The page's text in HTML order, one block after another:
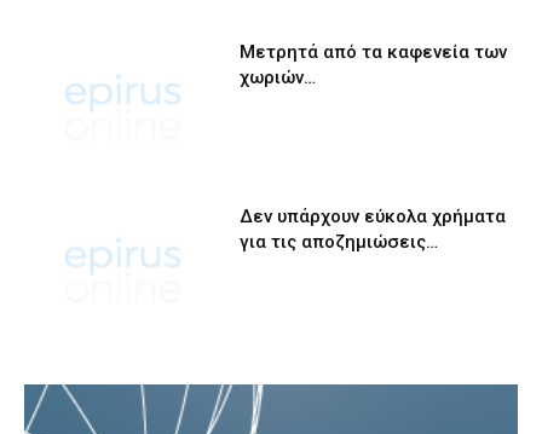
Μετρητά από τα καφενεία των
χωριών…
Δεν υπάρχουν εύκολα χρήματα
για τις αποζημιώσεις…